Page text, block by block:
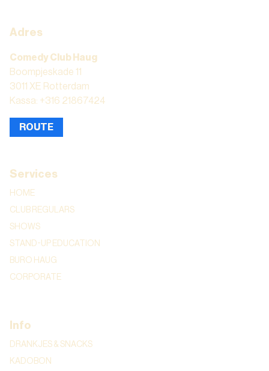
Adres
Comedy Club Haug
Boompjeskade 11
3011 XE Rotterdam
Kassa: +316 21867424
ROUTE
Services
HOME
CLUB REGULARS
SHOWS
STAND-UP EDUCATION
BURO HAUG
CORPORATE
Info
DRANKJES & SNACKS
KADOBON